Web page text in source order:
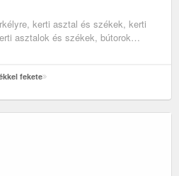
kerti asztal és székek, kerti
asztalok és székek, bútorok
fekete